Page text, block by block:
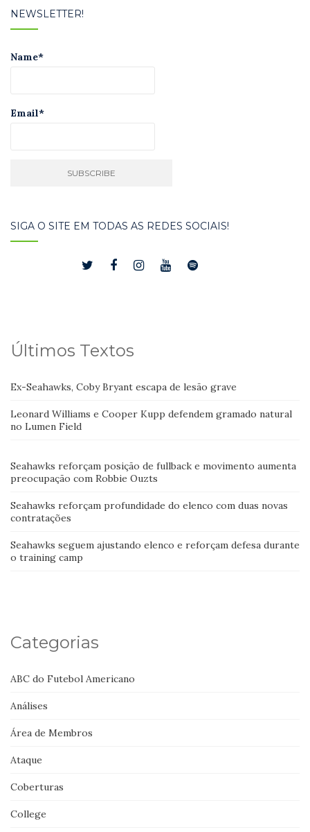
NEWSLETTER!
Name*
Email*
SIGA O SITE EM TODAS AS REDES SOCIAIS!
Últimos Textos
Ex-Seahawks, Coby Bryant escapa de lesão grave
Leonard Williams e Cooper Kupp defendem gramado natural
no Lumen Field
Seahawks reforçam posição de fullback e movimento aumenta
preocupação com Robbie Ouzts
Seahawks reforçam profundidade do elenco com duas novas
contratações
Seahawks seguem ajustando elenco e reforçam defesa durante
o training camp
Categorias
ABC do Futebol Americano
Análises
Área de Membros
Ataque
Coberturas
College